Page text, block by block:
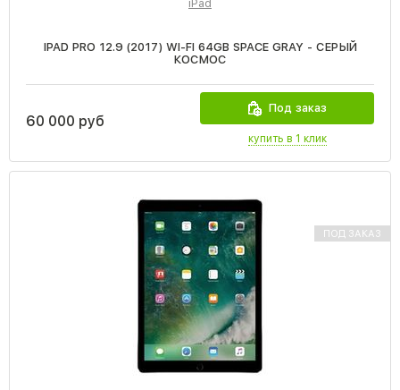
iPad
IPAD PRO 12.9 (2017) WI-FI 64GB SPACE GRAY - СЕРЫЙ
КОСМОС
60 000 руб
Под заказ
купить в 1 клик
ПОД ЗАКАЗ